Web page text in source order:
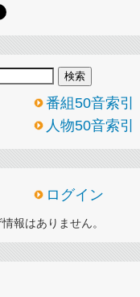
番組50音索引
人物50音索引
ログイン
報はありません。